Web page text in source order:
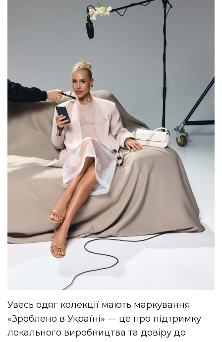
Увесь одяг колекції мають маркування
«Зроблено в Україні» — це про підтримку
локального виробництва та довіру до